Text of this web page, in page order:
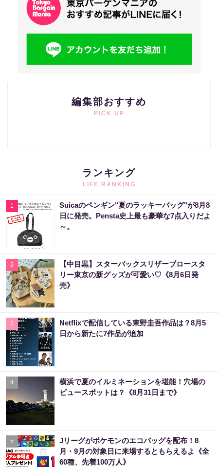
編集部おすすめ
PICK UP
ランキング
LIFE RANKING
1
Suicaのペンギン"夏のラッキーバッグ"が8月8
日に発売。Pensta史上最も豪華な7点入りだよ
～。
2
【中目黒】スターバックスリザーブロースタ
リー東京の新グッズが可愛い♡《8月6日発
売》
3
Netflixで配信している東野圭吾作品は？8月5
日から新たに7作品が追加
4
横浜で夏のイルミネーションを堪能！穴場の
ビュースポットは？《8月31日まで》
5
Jリーグがポケモンのエコバッグを配布！8
月・9月の対象日に来場するともらえるよ《全
60種、先着100万人》